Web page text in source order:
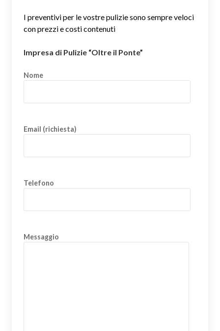
I preventivi per le vostre pulizie sono sempre veloci
con prezzi e costi contenuti
Impresa di Pulizie “Oltre il Ponte”
Nome
Email (richiesta)
Telefono
Messaggio